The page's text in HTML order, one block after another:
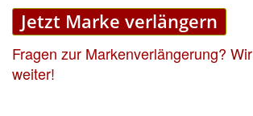
Jetzt Marke verlängern
Fragen zur Markenverlängerung?
weiter!